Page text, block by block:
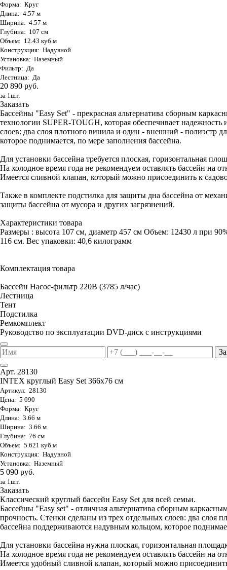
Форма: Круг
Длина: 4.57 м
Ширина: 4.57 м
Глубина: 107 см
Объем: 12.43 куб.м
Конструкция: Надувной
Установка: Наземный
Фильтр: Да
Лестница: Да
20 890 руб.
за 1шт.
Заказать
Бассейны "Easy Set" - прекрасная альтернатива сборным
технологии SUPER-TOUGH, которая обеспечивает
слоев: два слоя плотного винила и один - внешний - полиэстр
которое поднимается, по мере заполнения бассейна.
Для установки бассейна требуется плоская, горизонтальная
На холодное время года не рекомендуем оставлять бассейн на
Имеется сливной клапан, который можно присоединить к
Также в комплекте подстилка для защиты дна бассейна от
защиты бассейна от мусора и других загрязнений.
Характеристики товара
Размеры : высота 107 см, диаметр 457 см Объем: 12430 л при
116 см. Вес упаковки: 40,6 килограмм
Комплектация товара
Бассейн Насос-фильтр 220В (3785 л/час)
Лестница
Тент
Подстилка
Ремкомплект
Руководство по эксплуатации DVD-диск с инструкциями
Арт. 28130
INTEX круглый Easy Set 366х76 см
Артикул: 28130
Цена: 5 090
Форма: Круг
Длина: 3.66 м
Ширина: 3.66 м
Глубина: 76 см
Объем: 5.621 куб.м
Конструкция: Надувной
Установка: Наземный
5 090 руб.
за 1шт.
Заказать
Классический круглый бассейн Easy Set для всей семьи.
Бассейны "Easy set" - отличная альтернатива сборным
прочность. Стенки сделаны из трех отдельных слоев: два
бассейна поддерживаются надувным кольцом, которое
Для установки бассейна нужна плоская, горизонтальная
На холодное время года не рекомендуем оставлять бассейн на
Имеется удобный сливной клапан, который можно